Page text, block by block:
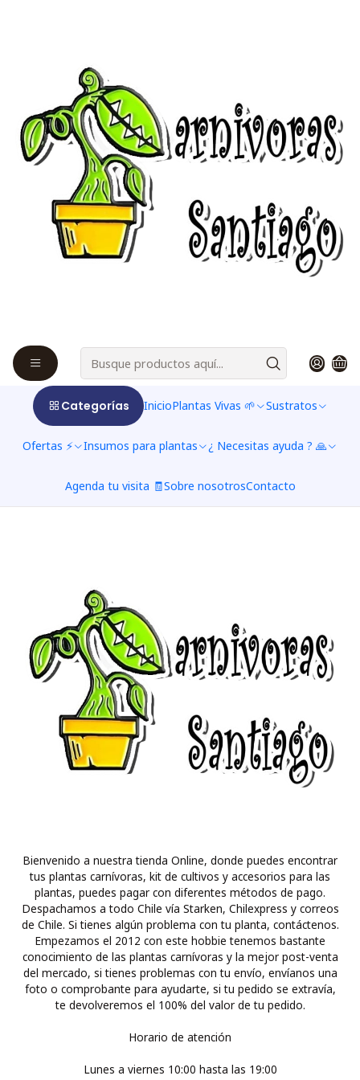
Categorías InicioPlantas Vivas 🌱 Sustratos
Ofertas ⚡ Insumos para plantas ¿ Necesitas ayuda ? 🙏
Agenda tu visita 🧾Sobre nosotrosContacto
Insecticidas 🦟
Los insecticidas, son para eliminar las plagas que se
propagan en nuestras plantas, pueden ser ocupados
para plantas comunes o para plantas carnívoras
Filtros
-20%de desconto
Aceite Miscible ( A. Springhill )
-20% de desconto
Insectos masticadores
a partir de$476 CLP $595 CLP
Bienvenido a nuestra tienda Online, donde puedes encontrar
tus plantas carnívoras, kit de cultivos y accesorios para las
plantas, puedes pagar con diferentes métodos de pago.
Despachamos a todo Chile vía Starken, Chilexpress y correos
de Chile. Si tienes algún problema con tu planta, contáctenos.
Empezamos el 2012 con este hobbie tenemos bastante
conocimiento de las plantas carnívoras y la mejor post-venta
del mercado, si tienes problemas con tu envío, envíanos una
foto o comprobante para ayudarte, si tu pedido se extravía,
te devolveremos el 100% del valor de tu pedido.
Horario de atención
Lunes a viernes 10:00 hasta las 19:00